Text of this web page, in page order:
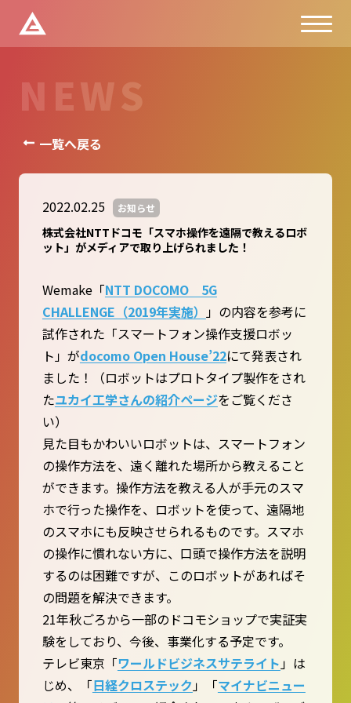
N EWS
一覧へ戻る
2022.02.25 お知らせ
株式会社NTTドコモ「スマホ操作を遠隔で教えるロボ
ット」がメディアで取り上げられました！
Wemake「NTT DOCOMO 5G
CHALLENGE（2019年実施）
」の内容を参考に
試作された「スマートフォン操作支援ロボッ
ト」がdocomo Open House’22にて発表され
ました！（ロボットはプロトタイプ製作をされ
たユカイ工学さんの紹介ページをご覧くださ
い）
見た目もかわいいロボットは、スマートフォン
の操作方法を、遠く離れた場所から教えること
ができます。操作方法を教える人が手元のスマ
ホで行った操作を、ロボットを使って、遠隔地
のスマホにも反映させられるものです。スマホ
の操作に慣れない方に、口頭で操作方法を説明
するのは困難ですが、このロボットがあればそ
の問題を解決できます。
21年秋ごろから一部のドコモショップで実証実
験をしており、今後、事業化する予定です。
テレビ東京「ワールドビジネスサテライト 」は
じめ、「日経クロステック 」「マイナビニュー